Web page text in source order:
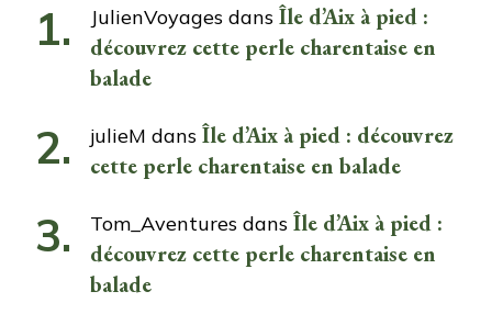
JulienVoyages dans Île d’Aix à pied :
découvrez cette perle charentaise en
balade
julieM dans Île d’Aix à pied : découvrez
cette perle charentaise en balade
Tom_Aventures dans Île d’Aix à pied :
découvrez cette perle charentaise en
balade